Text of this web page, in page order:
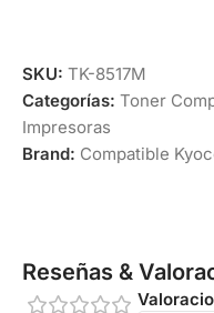
SKU: TK-8517M
Categorías: Toner
Impresoras
Brand: Compatible
Reseñas &